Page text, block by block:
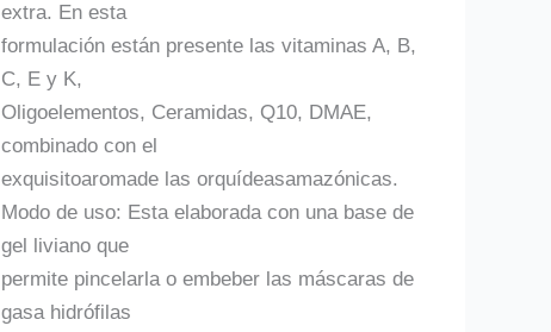
extra. En esta
formulación están presente las vitaminas A, B,
C, E y K,
Oligoelementos, Ceramidas, Q10, DMAE,
combinado con el
exquisitoaromade las orquídeasamazónicas.
Modo de uso: Esta elaborada con una base de
gel liviano que
permite pincelarla o embeber las máscaras de
gasa hidrófilas